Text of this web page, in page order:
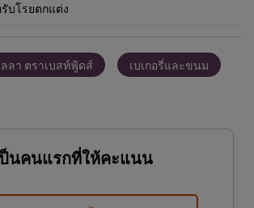
บโรยตกแต่ง
ลา ตราเบสท์ฟู้ดส์ เบเกอรี่และขนม
นคนแรกที่ให้คะแนน